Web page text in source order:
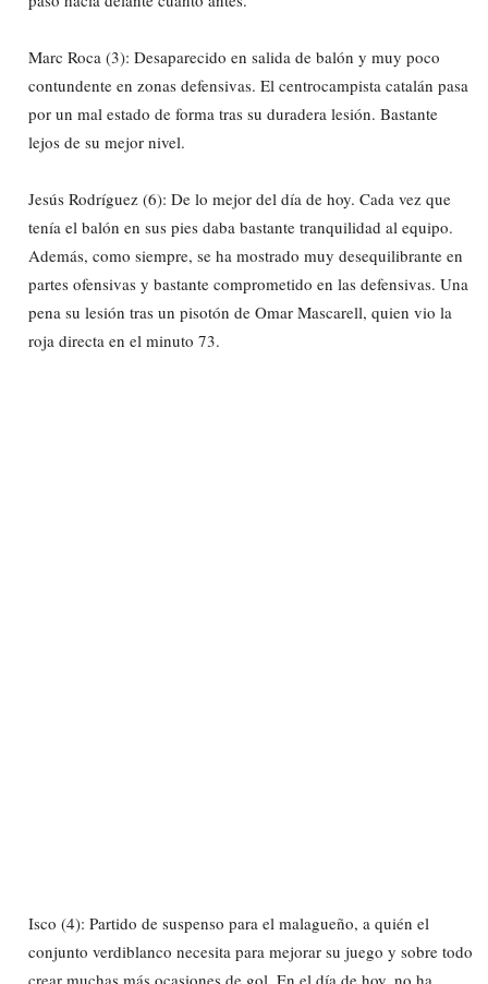
Marc Roca (3): Desaparecido en salida de balón y muy poco
contundente en zonas defensivas. El centrocampista catalán pasa
por un mal estado de forma tras su duradera lesión. Bastante
lejos de su mejor nivel.
Jesús Rodríguez (6): De lo mejor del día de hoy. Cada vez que
tenía el balón en sus pies daba bastante tranquilidad al equipo.
Además, como siempre, se ha mostrado muy desequilibrante en
partes ofensivas y bastante comprometido en las defensivas. Una
pena su lesión tras un pisotón de Omar Mascarell, quien vio la
roja directa en el minuto 73.
Isco (4): Partido de suspenso para el malagueño, a quién el
conjunto verdiblanco necesita para mejorar su juego y sobre todo
crear muchas más ocasiones de gol. En el día de hoy, no ha